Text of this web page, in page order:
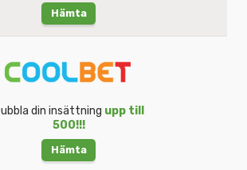
Hämta
din insättning upp till
500!!!
Hämta